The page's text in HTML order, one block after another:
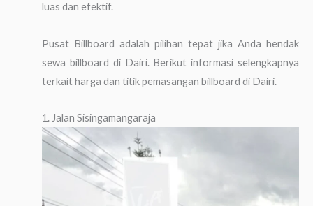
luas dan efektif.
Pusat Billboard adalah pilihan tepat jika Anda hendak
sewa billboard di Dairi. Berikut informasi selengkapnya
terkait harga dan titik pemasangan billboard di Dairi.
1. Jalan Sisingamangaraja